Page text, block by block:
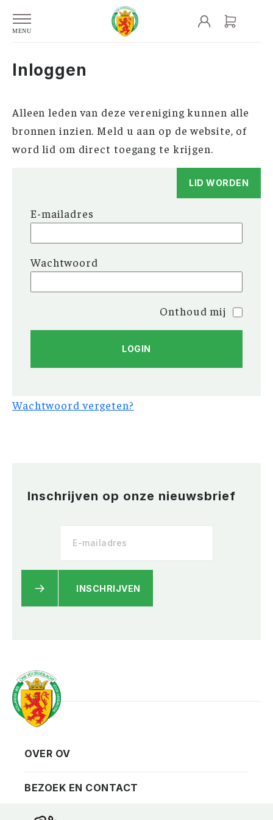
Inloggen
Alleen leden van deze vereniging kunnen alle
bronnen inzien. Meld u aan op de website, of
word lid om direct toegang te krijgen.
LID WORDEN
E-mailadres
Wachtwoord
Onthoud mij
Wachtwoord vergeten?
Inschrijven op onze nieuwsbrief
INSCHRIJVEN
Vereniging
Privacy
Contact
Bezoekadres
OVER OV
BEZOEK EN CONTACT